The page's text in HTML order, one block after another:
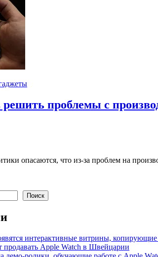
решить проблемы с
опасаются, что из-за проблем на
Поиск
интерактивные витрины,
продавать Apple Watch в Швейцарии